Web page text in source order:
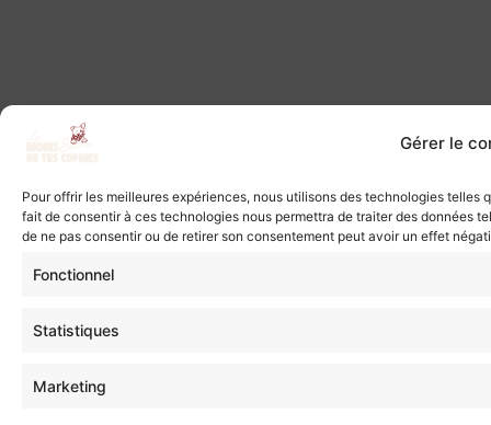
Gérer le
Pour offrir les meilleures expériences, nous utilisons des technologies
fait de consentir à ces technologies nous permettra de traiter des données
de ne pas consentir ou de retirer son consentement peut avoir un effet
Fonctionnel
Statistiques
Marketing